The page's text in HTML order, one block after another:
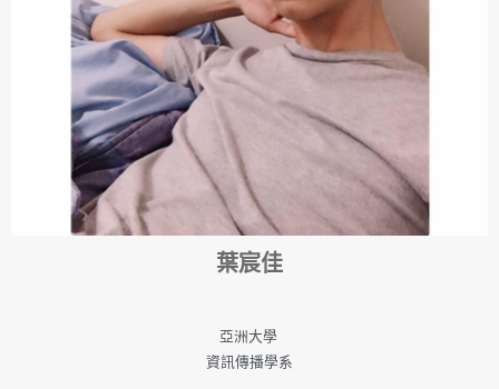
葉宸佳
亞洲大學
資訊傳播學系